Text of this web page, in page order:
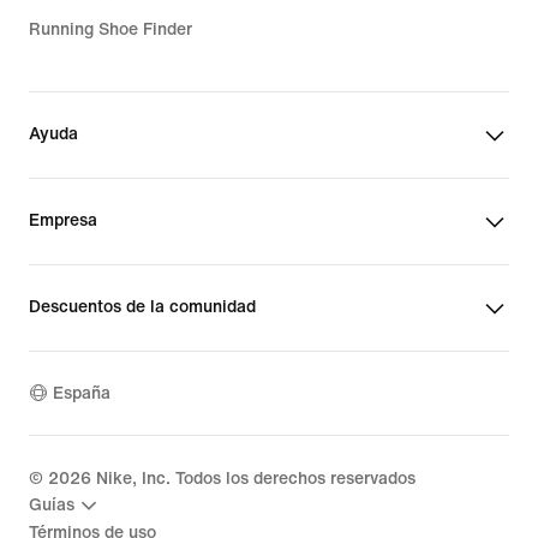
Running Shoe Finder
Ayuda
Empresa
Descuentos de la comunidad
España
© 2026 Nike, Inc. Todos los derechos reservados
Guías
Términos de uso